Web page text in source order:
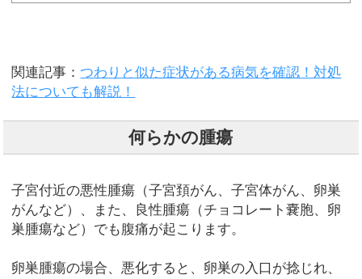
関連記事：つわりと似た症状がある病気を確認！対処
法についても解説！
何らかの腫瘍
子宮付近の悪性腫瘍（子宮頚がん、子宮体がん、卵巣
がんなど）、また、良性腫瘍（チョコレート嚢胞、卵
巣腫瘍など）でも腹痛が起こります。
卵巣腫瘍の場合、悪化すると、卵巣の入口が捻じれ、